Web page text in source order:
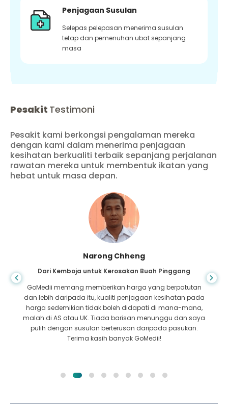
Penjagaan Susulan
Selepas pelepasan menerima susulan
tetap dan pemenuhan ubat sepanjang
masa
Pesakit Testimoni
Pesakit kami berkongsi pengalaman mereka
dengan kami dalam menerima penjagaan
kesihatan berkualiti terbaik sepanjang perjalanan
rawatan mereka untuk membentuk ikatan yang
hebat untuk masa depan.
Shandha Das
Dari Bangladesh untuk Gastroenterologi
Saya telah berterima kasih kepada anak saya dan
pasukan cemerlang GoMedii yang membantu saya
dalam perjalanan saya dari Bangladesh ke India untuk
mendapatkan rawatan. Kami membuat pilihan yang tepat
dalam memilih GoMedii. Mereka walaupun selepas
rawatan mengekalkan ikatan yang baik dengan kami